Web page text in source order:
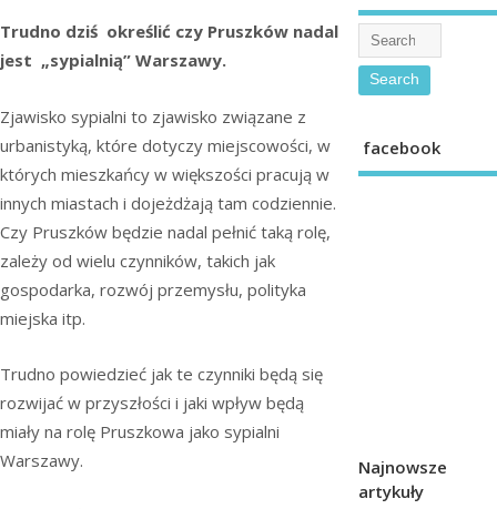
Trudno dziś określić czy Pruszków nadal
jest „sypialnią” Warszawy.
Zjawisko sypialni to zjawisko związane z
urbanistyką, które dotyczy miejscowości, w
których mieszkańcy w większości pracują w
innych miastach i dojeżdżają tam codziennie.
Czy Pruszków będzie nadal pełnić taką rolę,
zależy od wielu czynników, takich jak
gospodarka, rozwój przemysłu, polityka
miejska itp.
Trudno powiedzieć jak te czynniki będą się
rozwijać w przyszłości i jaki wpływ będą
miały na rolę Pruszkowa jako sypialni
Warszawy.
facebook
Najnowsze
artykuły